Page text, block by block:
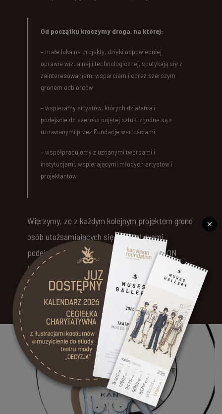
Od początku kroczymy droga, na której:
– małe lokalne projekty, dzięki odpowiedniej
oprawie wizualnej i technologicznej, spotykają się z
zainteresowaniem, wsparciem i coraz szerszym
gronem odbiorców
– wspieramy artystów, których działania i
podejście do szeroko pojętej sztuki zgodne są z
uznawanymi przez Fundacje wartościami
– współpracujemy z uznanymi twórcami i
instytucjami, wspierającymi młodych artystów i
projektantów
Wierzymy, ze z każdym kolejnym projektem grono
osób utożsamiających się z inicjatywami
podejmowanymi przez Fundacje KAN VISION
będzie rosło, a wsparcie artystycznych działań
naszych beneficjentów stanie się jedna z
ważniejszych form uznania i podziwu dla ich
twórczości.